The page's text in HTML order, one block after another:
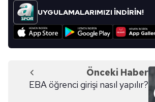
UYGULAMALARIMIZI İNDİRİN!
Önceki Haber
EBA öğrenci girişi nasıl yapılır?